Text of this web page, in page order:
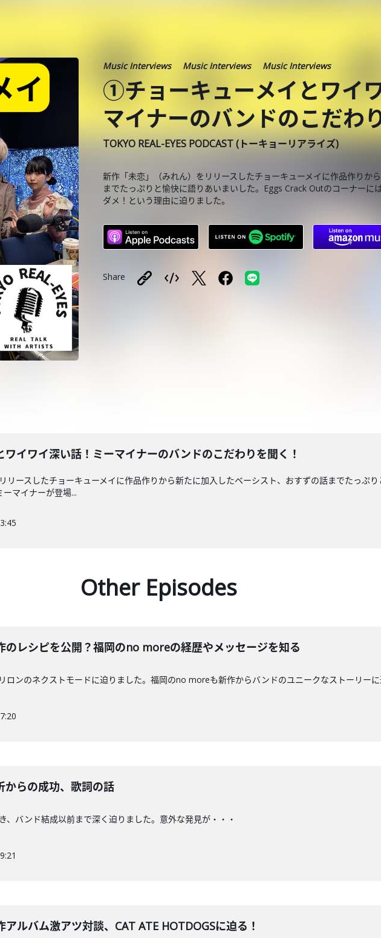
Music Interviews Music Interviews Music Interviews
①チョーキューメイとワイ
マイナーのバンドのこだわ
TOKYO REAL-EYES PODCAST (トーキョーリアライズ)
新作「未恋」（みれん）をリリースしたチョーキューメイに作品作りか
までたっぷりと愉快に語りあいまいした。Eggs Crack Outのコーナーに
ダメ！という理由に迫りました。
Share
イワイ深い話！ミーマイナーのバンドのこだわりを聞く！
リースしたチョーキューメイに作品作りから新たに加入したベーシスト、おすずの話までたっぷ
マイナーが登場...
Other Episodes
レシピを公開？福岡のno moreの経歴やメッセージを知る
ロンのネクストモードに迫りました。福岡のno moreも新作からバンドのユニークなストーリーに
らの成功、歌詞の話
、バンド結成以前まで深く迫りました。意外な発見が・・・
ルバム激アツ対談、CAT ATE HOTDOGSに迫る！